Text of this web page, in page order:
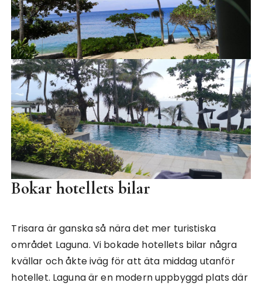
Bokar hotellets bilar
Trisara är ganska så nära det mer turistiska
området Laguna. Vi bokade hotellets bilar några
kvällar och åkte iväg för att äta middag utanför
hotellet. Laguna är en modern uppbyggd plats där